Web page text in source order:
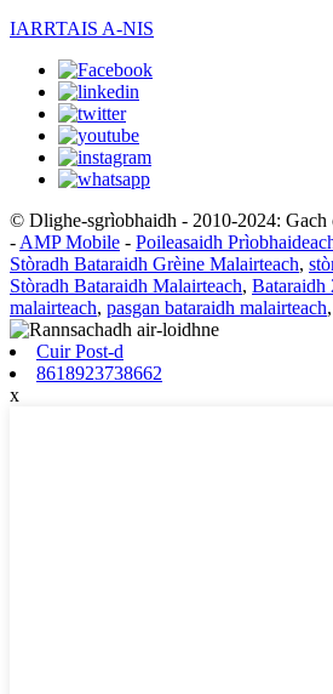
IARRTAIS A-NIS
© Dlighe-sgrìobhaidh - 2010-2024: Gach
- AMP Mobile - Poileasaidh
Stòradh Bataraidh Grèine Malairteach,
Stòradh Bataraidh Malairteach, Bataraidh
malairteach, pasgan bataraidh malairteach,
Cuir Post-d
8618923738662
x